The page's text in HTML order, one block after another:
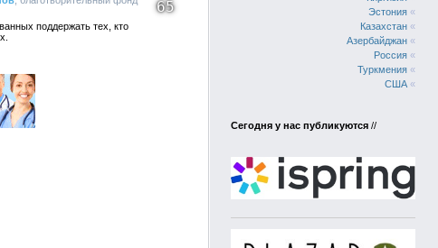
65
поддержать тех, кто
Эстония «
Казахстан «
Азербайджан «
Россия «
Туркмения «
США «
Сегодня у нас публикуются //